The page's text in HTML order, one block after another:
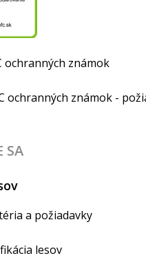
ochranných známok
ochranných známok -
SA
a požiadavky
lesov